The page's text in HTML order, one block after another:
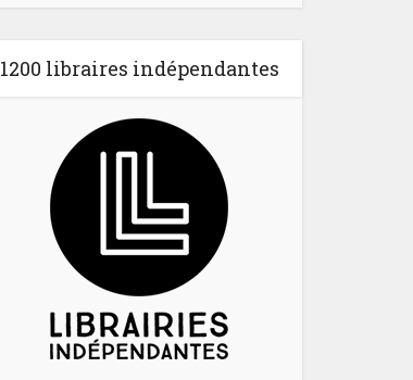
1200 libraires indépendantes